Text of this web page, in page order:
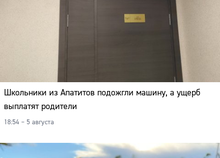
Школьники из Апатитов подожгли машину, а ущерб
выплатят родители
18:54 – 5 августа